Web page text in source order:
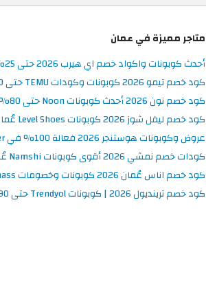
متاجر مميزة في عمان
أحدث كوبونات واكواد خصم اي هيرب 2026 حتى 25% في iHerb عُمان
كود خصم تيمو 2026 كوبونات وكودات TEMU حتى 90% على الطلبات
كود خصم نون 2026 أحدث كوبونات Noon حتى 80% على المنتجات
كود خصم ليفل شوز 2026 كوبونات Level Shoes عُمان فعالة 100%
عروض وكوبونات هوستنجر 2026 فعالة 100% في Hostinger عُمان
كودات خصم نمشي 2026 أقوى كوبونات Namshi عُمان فعالة ومحدثة
كود خصم اناس عُمان 2026 كوبونات وخصومات Ounass فعالة 100%
كود خصم ترينديول 2026 | كوبونات Trendyol حتى 90% فعالة اليوم